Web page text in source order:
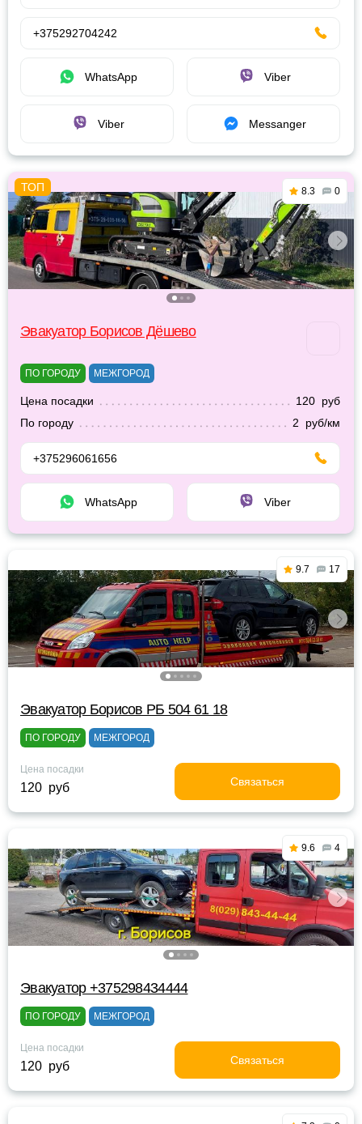
+375292704242
WhatsApp Viber
Viber Messanger
8.3 0
Эвакуатор Борисов Дёшево
ПО ГОРОДУ МЕЖГОРОД
Цена посадки
120 руб
По городу
2 руб/км
+375296061656
WhatsApp Viber
9.7 17
Эвакуатор Борисов РБ 504 61 18
ПО ГОРОДУ МЕЖГОРОД
Цена посадки
120 руб Связаться
9.6 4
Эвакуатор +375298434444
ПО ГОРОДУ МЕЖГОРОД
Цена посадки
120 руб Связаться